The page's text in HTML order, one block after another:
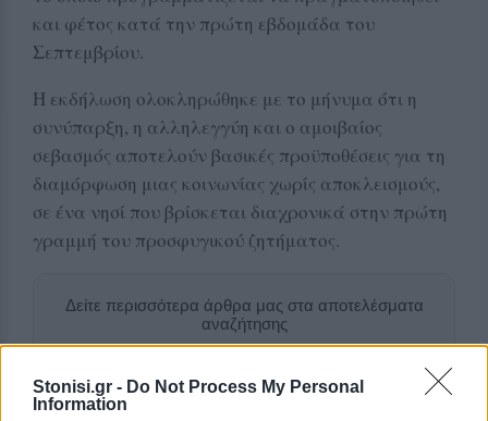
Stonisi.gr - Do Not Process My Personal
Information
και φέτος κατά την πρώτη εβδομάδα του
Σεπτεμβρίου.
Η εκδήλωση ολοκληρώθηκε με το μήνυμα ότι η
συνύπαρξη, η αλληλεγγύη και ο αμοιβαίος
σεβασμός αποτελούν βασικές προϋποθέσεις για τη
διαμόρφωση μιας κοινωνίας χωρίς αποκλεισμούς,
σε ένα νησί που βρίσκεται διαχρονικά στην πρώτη
γραμμή του προσφυγικού ζητήματος.
Δείτε περισσότερα άρθρα μας στα αποτελέσματα
αναζήτησης